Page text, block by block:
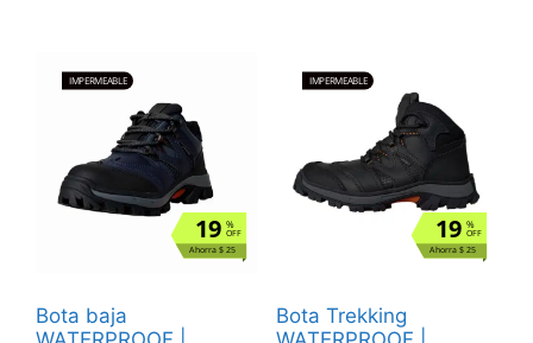
%
OFF
19
Ahorra $ 25
IMPERMEABLE
Bota baja
%
OFF
19
Ahorra $ 25
IMPERMEABLE
Bota Trekking